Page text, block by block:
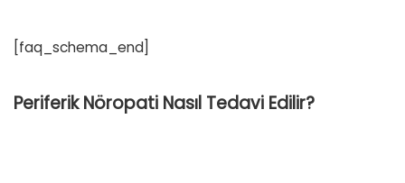
[faq_schema_end]
Periferik Nöropati Nasıl Tedavi Edilir?